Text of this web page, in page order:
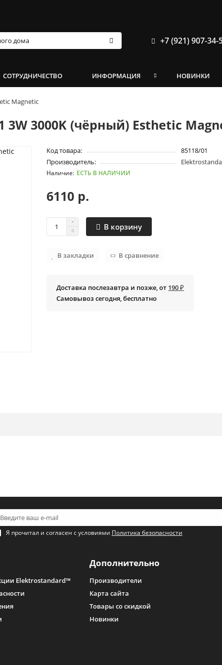
+7 (921) 907-34-
СОТРУДНИЧЕСТВО ИНФОРМАЦИЯ НОВИНКИ
Magnetic
3W 3000K (чёрный) Esthetic
Код товара:
85118/01
Производитель:
ЕСТЬ В НАЛИЧИИ
6110 р.
В корзину
В закладки В сравнение
Доставка послезавтра и позже, от 190 ₽
Самовывоз сегодня, бесплатно
Я прочитал и согласен с условиями Политика безопасности
Elektrostandard™
Дополнительно
Производители
Карта сайта
Товары со скидкой
Новинки